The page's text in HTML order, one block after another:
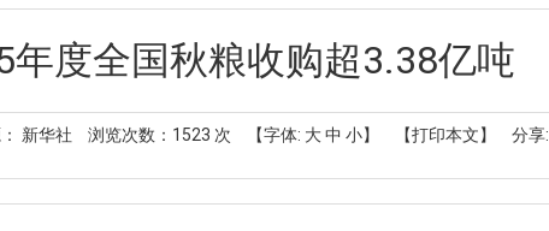
年度全国秋粮收购超3.38亿吨
新华社 浏览次数： 1523 次 【字体: 大中 小】 【打印本文】 分享: